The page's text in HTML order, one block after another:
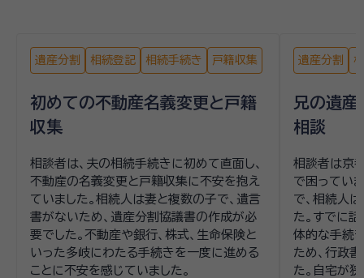
遺産分割 相続登記 相続手続き 戸籍収集
初めての不動産名義変更と戸籍
収集
相談者は、夫の相続手続きに初めて直面し、
不動産の名義変更と戸籍収集に不安を抱え
ていました。相続人は妻と複数の子で、遺言
書がないため、遺産分割協議書の作成が必
要でした。不動産や銀行、株式、生命保険と
いった多岐にわたる手続きを一度に進める
ことに不安を感じていました。
遺産分割
兄の遺産
相談
相談者は京
で困ってい
で、相続人
た。すでに
体的な手続
ため、行政
た。自宅が